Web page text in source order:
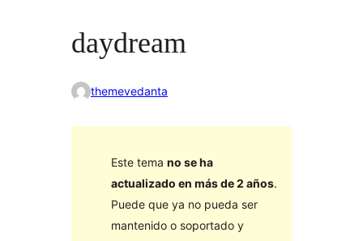
daydream
themevedanta
Este tema no se ha
actualizado en más de 2 años.
Puede que ya no pueda ser
mantenido o soportado y